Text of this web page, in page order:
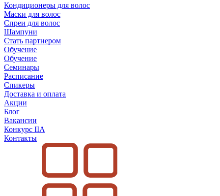
Кондиционеры для волос
Маски для волос
Спреи для волос
Шампуни
Стать партнером
Обучение
Обучение
Семинары
Расписание
Спикеры
Доставка и оплата
Акции
Блог
Вакансии
Конкурс IIA
Контакты